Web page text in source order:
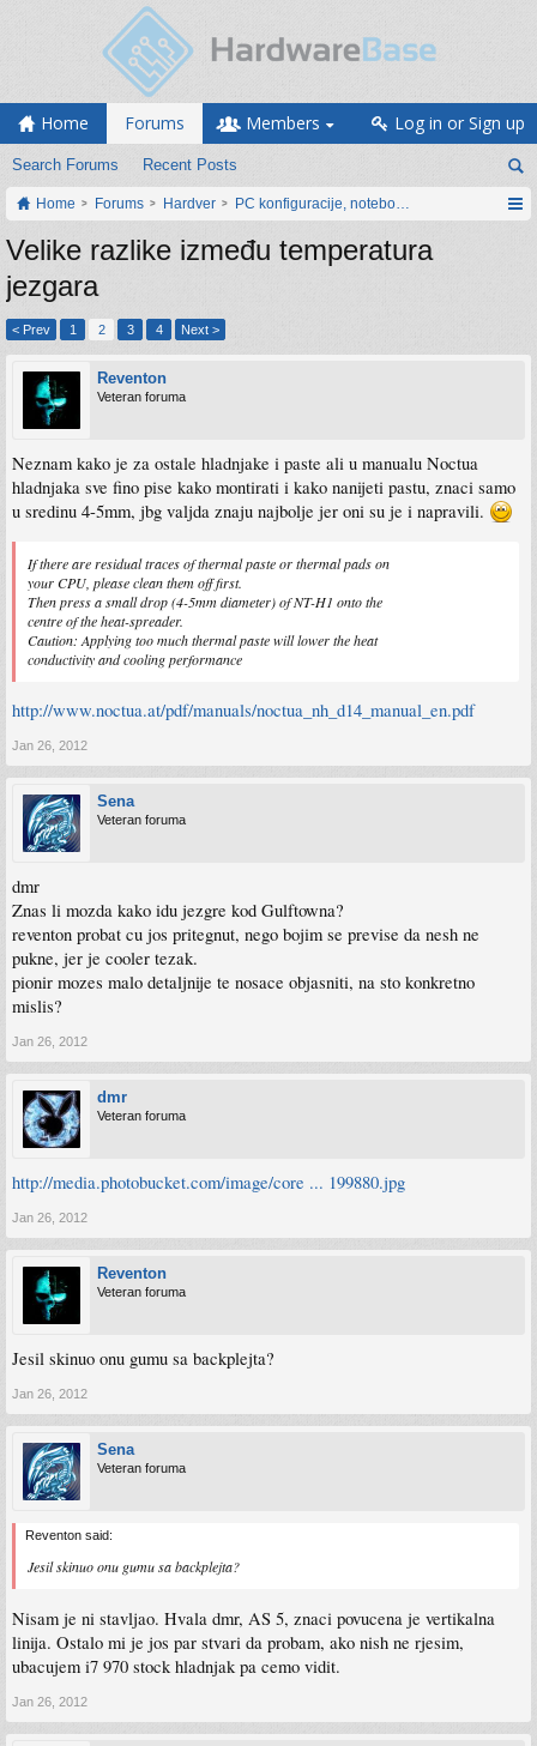
Home Forums
Search Forums Recent Posts
Members Log in or Sign up
Home Forums Hardver PC konfiguracije, notebook računari, servis
Velike razlike između temperatura
jezgara
< Prev 1 2 3 4 Next >
Reventon
Veteran foruma
Neznam kako je za ostale hladnjake i paste ali u manualu Noctua
hladnjaka sve fino pise kako montirati i kako nanijeti pastu, znaci samo
u sredinu 4-5mm, jbg valjda znaju najbolje jer oni su je i napravili.
If there are residual traces of thermal paste or thermal pads on
your CPU, please clean them off first.
Then press a small drop (4-5mm diameter) of NT-H1 onto the
centre of the heat-spreader.
Caution: Applying too much thermal paste will lower the heat
conductivity and cooling performance
http://www.noctua.at/pdf/manuals/noctua_nh_d14_manual_en.pdf
Jan 26, 2012
Sena
Veteran foruma
dmr
Znas li mozda kako idu jezgre kod Gulftowna?
reventon probat cu jos pritegnut, nego bojim se previse da nesh ne
pukne, jer je cooler tezak.
pionir mozes malo detaljnije te nosace objasniti, na sto konkretno
mislis?
Jan 26, 2012
dmr
Veteran foruma
http://media.photobucket.com/image/core ... 199880.jpg
Jan 26, 2012
Reventon
Veteran foruma
Jesil skinuo onu gumu sa backplejta?
Jan 26, 2012
Sena
Veteran foruma
Reventon said:
Jesil skinuo onu gumu sa backplejta?
Nisam je ni stavljao. Hvala dmr, AS 5, znaci povucena je vertikalna
linija. Ostalo mi je jos par stvari da probam, ako nish ne rjesim,
ubacujem i7 970 stock hladnjak pa cemo vidit.
Jan 26, 2012